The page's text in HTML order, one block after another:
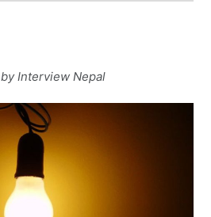
byInterview Nepal